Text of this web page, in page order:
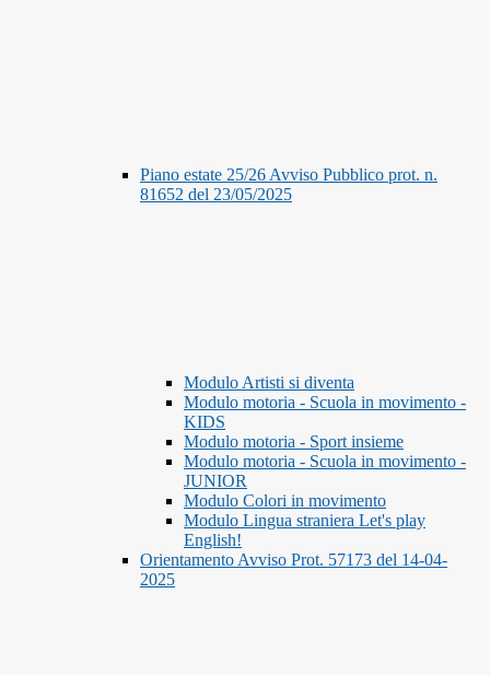
Piano estate 25/26 Avviso Pubblico prot. n.
81652 del 23/05/2025
Modulo Artisti si diventa
Modulo motoria - Scuola in movimento -
KIDS
Modulo motoria - Sport insieme
Modulo motoria - Scuola in movimento -
JUNIOR
Modulo Colori in movimento
Modulo Lingua straniera Let's play
English!
Orientamento Avviso Prot. 57173 del 14-04-
2025